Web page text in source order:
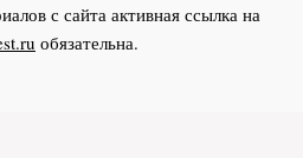
с сайта активная ссылка на
обязательна.